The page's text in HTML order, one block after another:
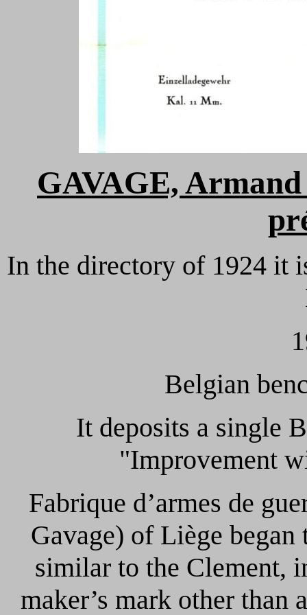
GAVAGE, Armand
In the directory of 1924 it
Belgian
It deposits a single
"Improvement
Fabrique d’armes de
Gavage) of Liège
similar to the Clement,
maker’s mark other